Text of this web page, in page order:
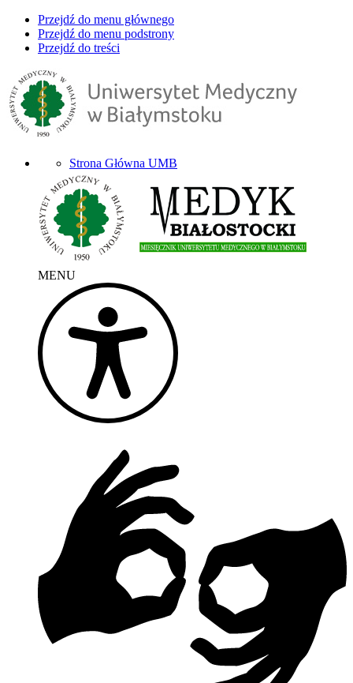
Przejdź do menu głównego
Przejdź do menu podstrony
Przejdź do treści
Strona Główna UMB
MENU